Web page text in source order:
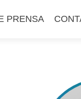
PRENSA